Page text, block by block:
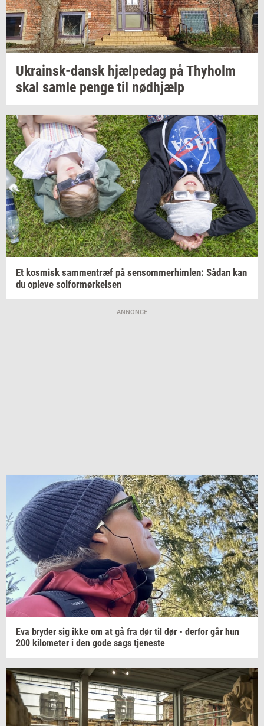
Ukrainsk-​dansk hjæl­pe­dag påThyholm
skal samle penge til nød­hjælp
Et kos­misk sam­men­træf på sen­som­mer­him­len: Sådan kan
du op­le­ve sol­for­mør­kel­sen
ANNONCE
Eva bry­der sig ikke om at gå fra dør til dør - der­for går hun
200 ki­lo­me­ter i den gode sags tje­ne­ste